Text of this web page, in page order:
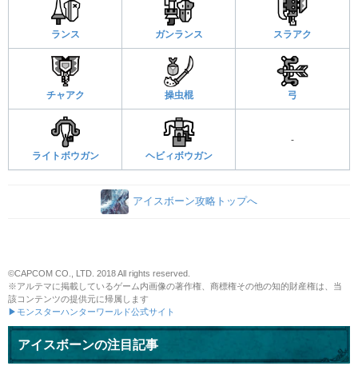
ランス ガンランス スラアク
チャアク 操虫棍 弓
ライトボウガン ヘビィボウガン
-
アイスボーン攻略トップへ
©CAPCOM CO., LTD. 2018 All rights reserved.
※アルテマに掲載しているゲーム内画像の著作権、商標権その他の知的財産権は、当
該コンテンツの提供元に帰属します
▶モンスターハンターワールド公式サイト
アイスボーンの注目記事